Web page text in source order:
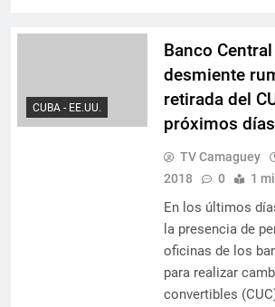
CUBA - EE.UU.
Banco
desmiente
retirada del
próximos días
TV Camaguey
2018
0 1
En los últimos
la presencia de
oficinas de los
para realizar
convertibles